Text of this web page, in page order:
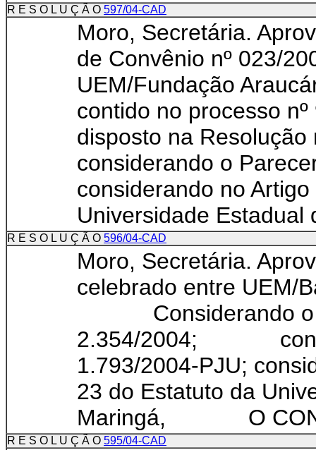
R E S O L U Ç Ã O 597/04-CAD
Moro, Secretária.
de Convênio nº 023/
UEM/Fundação
contido no processo
disposto na Resolução
considerando o
considerando no
Universidade Estadual
R E S O L U Ç Ã O 596/04-CAD
Moro, Secretária.
celebrado entre UEM/
Considerando o
2.354/2004;
1.793/2004-PJU;
23 do Estatuto da
Maringá, O
R E S O L U Ç Ã O 595/04-CAD